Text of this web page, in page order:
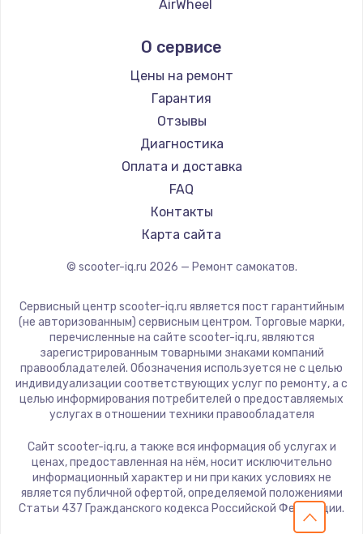
AirWheel
Hunter
Shorner
Joyor
Minimotors
Bork
Segway
KIRIN
О сервисе
Цены на ремонт
Гарантия
Отзывы
Диагностика
Оплата и доставка
FAQ
Контакты
Карта сайта
© scooter-iq.ru 2026 — Ремонт самокатов.
Сервисный центр scooter-iq.ru является пост гарантийным
(не авторизованным) сервисным центром. Торговые марки,
перечисленные на сайте scooter-iq.ru, являются
зарегистрированным товарными знаками компаний
правообладателей. Обозначения используется не с целью
индивидуализации соответствующих услуг по ремонту, а с
целью информирования потребителей о предоставляемых
услугах в отношении техники правообладателя
Сайт scooter-iq.ru, а также вся информация об услугах и
ценах, предоставленная на нём, носит исключительно
информационный характер и ни при каких условиях не
является публичной офертой, определяемой положениями
Статьи 437 Гражданского кодекса Российской Федерации.